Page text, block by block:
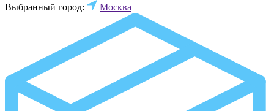
Выбранный город:
Москва